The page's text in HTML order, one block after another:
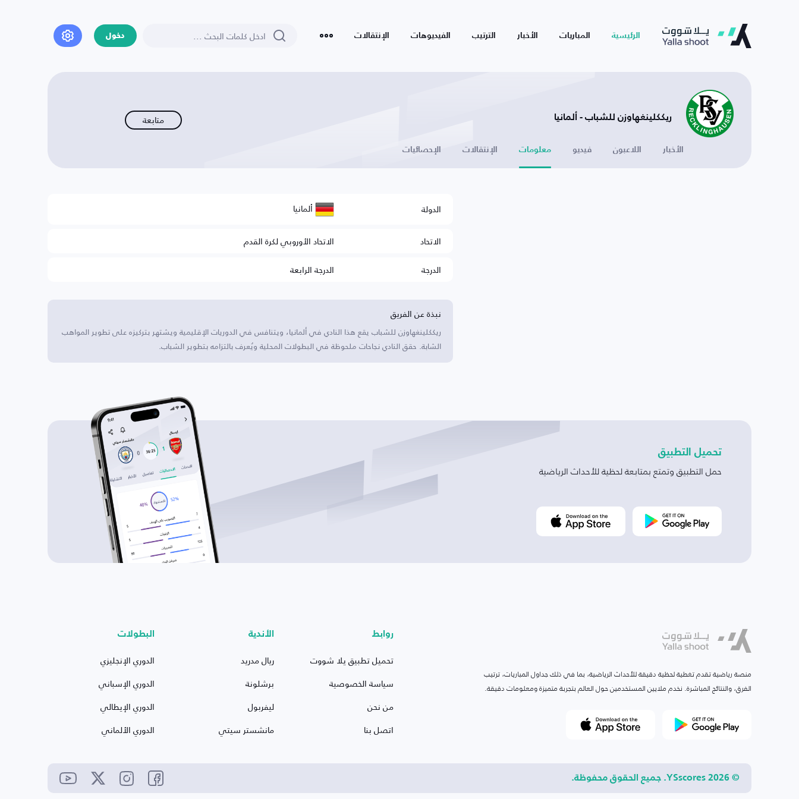
الرئيسية المباريات الأخبار الترتيب الفيديوهات الإنتقالات دخول
ريككلينغهاوزن للشباب - ألمانيا متابعة
الأخبار اللاعبون فيديو معلومات الإنتقالات الإحصائيات
الدولة ألمانيا
الاتحاد
الاتحاد الأوروبي لكرة القدم
الدرجة
الدرجة الرابعة
نبذة عن الفريق
ريككلينغهاوزن للشباب يقع هذا النادي في ألمانيا، ويتنافس في الدوريات الإقليمية ويشتهر بتركيزه على تطوير المواهب
الشابة. حقق النادي نجاحات ملحوظة في البطولات المحلية ويُعرف بالتزامه بتطوير الشباب.
تحميل التطبيق
حمل التطبيق وتمتع بمتابعة لحظية للأحداث الرياضية
منصة رياضية تقدم تغطية لحظية دقيقة للأحداث الرياضية، بما في ذلك جداول المباريات، ترتيب
الفرق، والنتائج المباشرة. نخدم ملايين المستخدمين حول العالم بتجربة متميزة ومعلومات دقيقة.
روابط
تحميل تطبيق يلا شووت
سياسة الخصوصية
من نحن
اتصل بنا
الأندية
ريال مدريد
برشلونة
ليفربول
مانشستر سيتي
البطولات
الدوري الإنجليزي
الدوري الإسباني
الدوري الإيطالي
الدوري الألماني
© 2026 YSscores. جميع الحقوق محفوظة.